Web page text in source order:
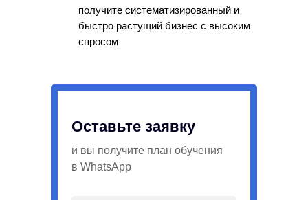
получите систематизированный и
быстро растущий бизнес с высоким
спросом
Оставьте заявку
и вы получите план обучения
в WhatsApp